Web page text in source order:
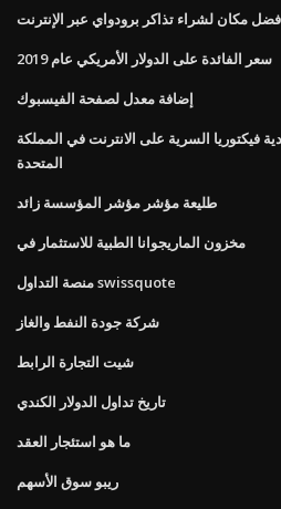
مكان لشراء تذاكر برودواي عبر الإنترنت
سعر الفائدة على الدولار الأمريكي عام 2019
إضافة معدل لصفحة الفيسبوك
فيكتوريا السرية على الانترنت في المملكة
المتحدة
طليعة مؤشر مؤشر المؤسسة زائد
مخزون الماريجوانا الطبية للاستثمار في
منصة التداول swissquote
شركة جودة النفط والغاز
شيت التجارة الرابط
تاريخ تداول الدولار الكندي
ما هو استئجار العقد
ريبو سوق الأسهم